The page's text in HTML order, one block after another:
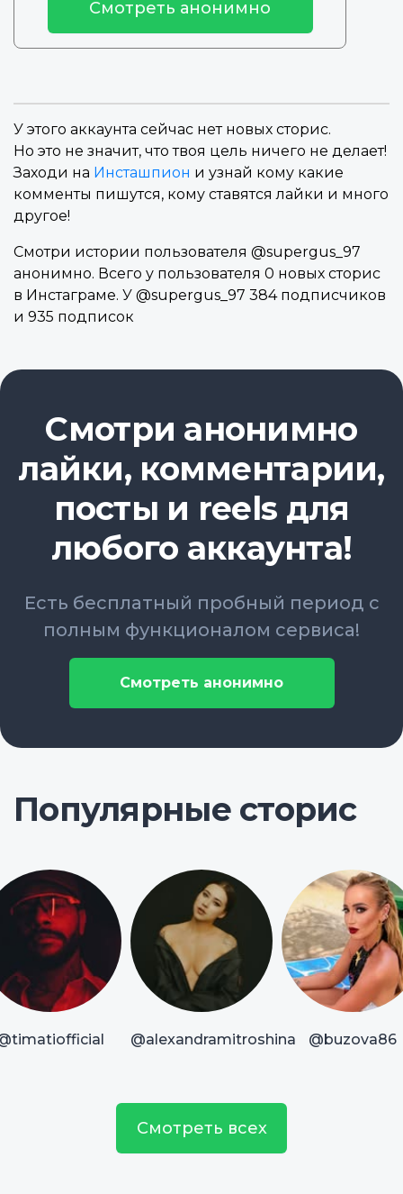
Смотреть анонимно
У этого аккаунта сейчас нет новых сторис.
Но это не значит, что твоя цель ничего не делает!
Заходи на Инсташпион и узнай кому какие
комменты пишутся, кому ставятся лайки и много
другое!
Смотри истории пользователя @supergus_97
анонимно. Всего у пользователя 0 новых сторис
в Инстаграме. У @supergus_97 384 подписчиков
и 935 подписок
Смотри анонимно
лайки, комментарии,
посты и reels для
любого аккаунта!
Есть бесплатный пробный период с
полным функционалом сервиса!
Смотреть анонимно
Популярные сторис
@alexandramitroshina @buzova86
Смотреть всех